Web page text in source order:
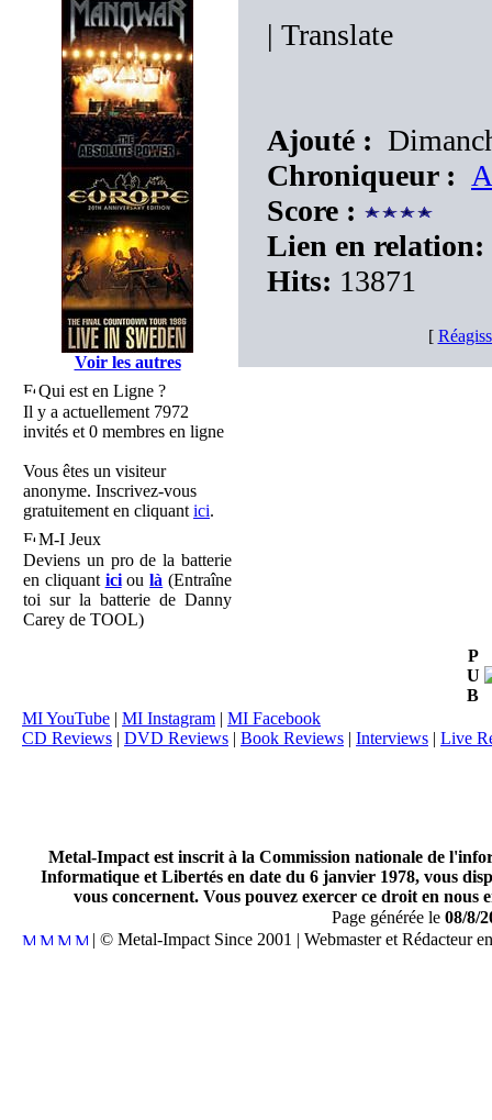
Voir les autres
Qui est en Ligne ?
Il y a actuellement 7972
invités et 0 membres en ligne
Vous êtes un visiteur
anonyme. Inscrivez-vous
gratuitement en cliquant ici.
M-I Jeux
Deviens un pro de la batterie
en cliquant icioulà (Entraîne
toi sur la batterie de Danny
Carey de TOOL)
| Translate
Ajouté :
Chroniqueur :
Score :
Lien en relation:
Hits: 13871
[
P
U
B
MI YouTube | MI Instagram | MI Facebook
CD Reviews | DVD Reviews | Book Reviews | Interviews | Live
Metal-Impact est inscrit à la Commission nationale de
Informatique et Libertés en date du 6 janvier 1978, vous
vous concernent. Vous pouvez exercer ce droit en
Page générée le 08/8/
| © Metal-Impact Since 2001 | Webmaster et Rédacteur